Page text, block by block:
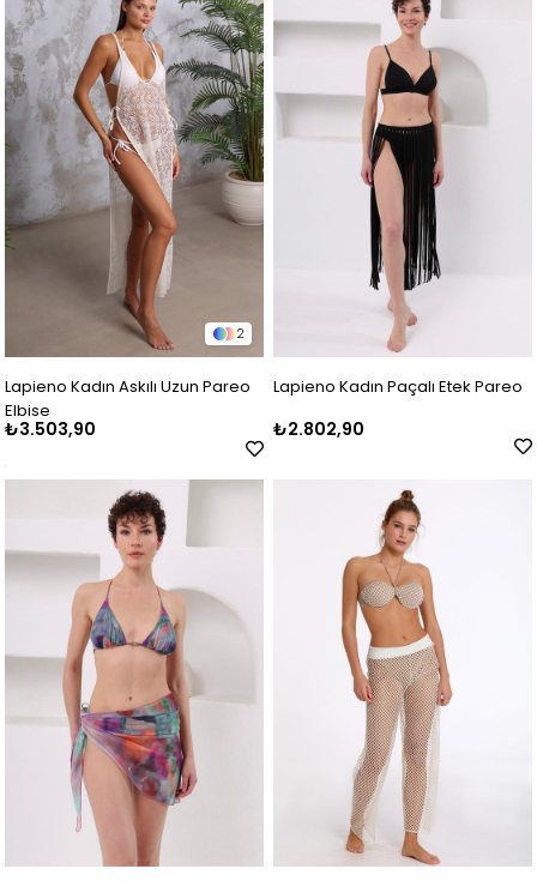
2
Lapieno Kadın Askılı Uzun Pareo
Elbise
₺3.503,90
Lapieno Kadın Paçalı Etek Pareo
₺2.802,90